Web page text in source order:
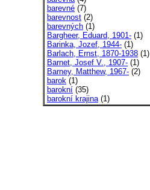
barevné (7)
barevnost (2)
barevných (1)
Bargheer, Eduard, 1901- (1)
Barinka, Jozef, 1944- (1)
Barlach, Ernst, 1870-1938 (1)
Barnet, Josef V., 1907- (1)
Barney, Matthew, 1967- (2)
barok (1)
barokní (35)
barokní krajina(1)